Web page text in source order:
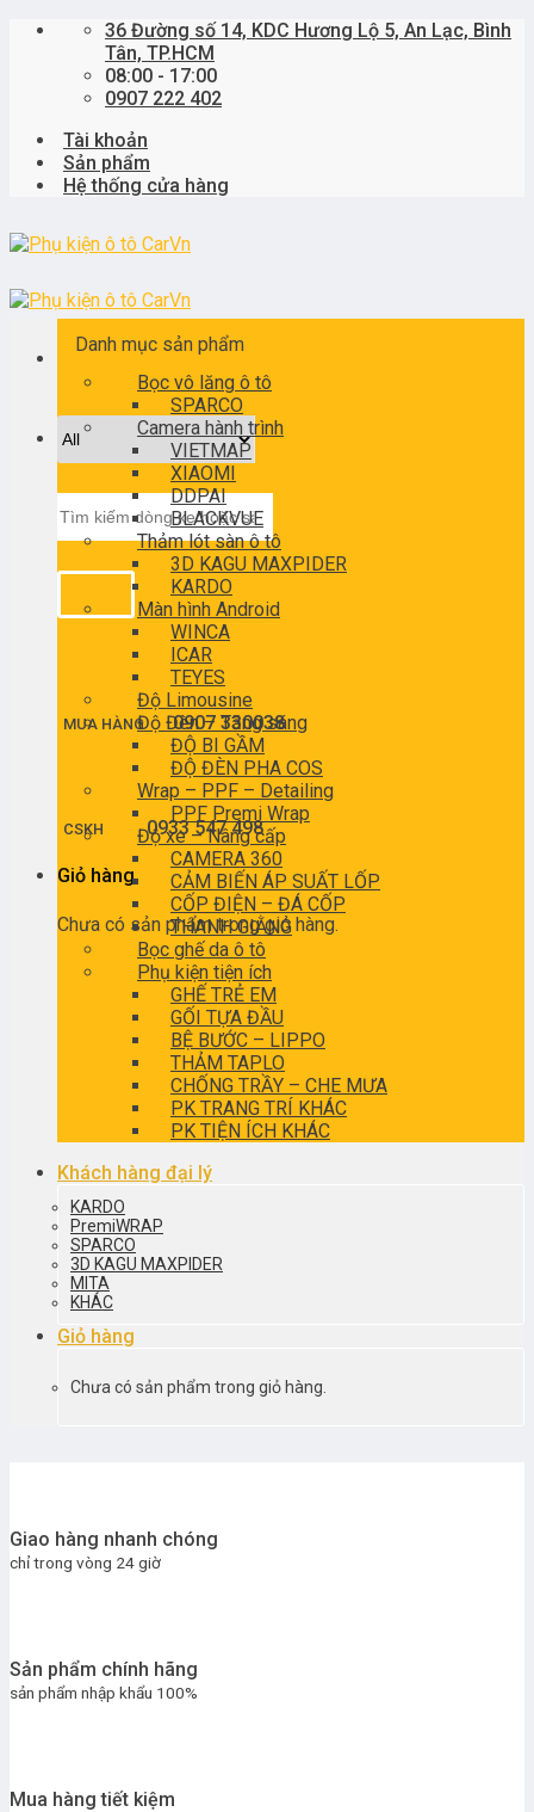
Skip
36 Đường số 14, KDC Hương Lộ 5, An Lạc, Bình
Tân, TP.HCM
08:00 - 17:00
0907 222 402
Tài khoản
Sản phẩm
Hệ thống cửa hàng
kiếm:
MUA HÀNG0907 330038
CSKH0933 547 498
Giỏ hàng
Chưa có sản phẩm trong giỏ hàng.
Danh mục sản phẩm
Bọc vô lăng ô tô
SPARCO
Camera hành trình
VIETMAP
XIAOMI
DDPAI
BLACKVUE
Thảm lót sàn ô tô
3D KAGU MAXPIDER
KARDO
Màn hình Android
WINCA
ICAR
TEYES
Độ Limousine
Độ Đèn – Tăng sáng
ĐỘ BI GẦM
ĐỘ ĐÈN PHA COS
Wrap – PPF – Detailing
PPF Premi Wrap
Độ xe – Nâng cấp
CAMERA 360
CẢM BIẾN ÁP SUẤT LỐP
CỐP ĐIỆN – ĐÁ CỐP
THANH GIẰNG
Bọc ghế da ô tô
Phụ kiện tiện ích
GHẾ TRẺ EM
GỐI TỰA ĐẦU
BỆ BƯỚC – LIPPO
THẢM TAPLO
CHỐNG TRẦY – CHE MƯA
PK TRANG TRÍ KHÁC
PK TIỆN ÍCH KHÁC
Khách hàng đại lý
KARDO
PremiWRAP
SPARCO
3D KAGU MAXPIDER
MITA
KHÁC
Giỏ hàng
Chưa có sản phẩm trong giỏ hàng.
Giao hàng nhanh chóng
chỉ trong vòng 24 giờ
Sản phẩm chính hãng
sản phẩm nhập khẩu 100%
Mua hàng tiết kiệm